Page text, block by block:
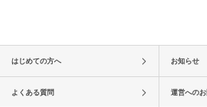
はじめての方へ お知らせ
よくある質問 運営への